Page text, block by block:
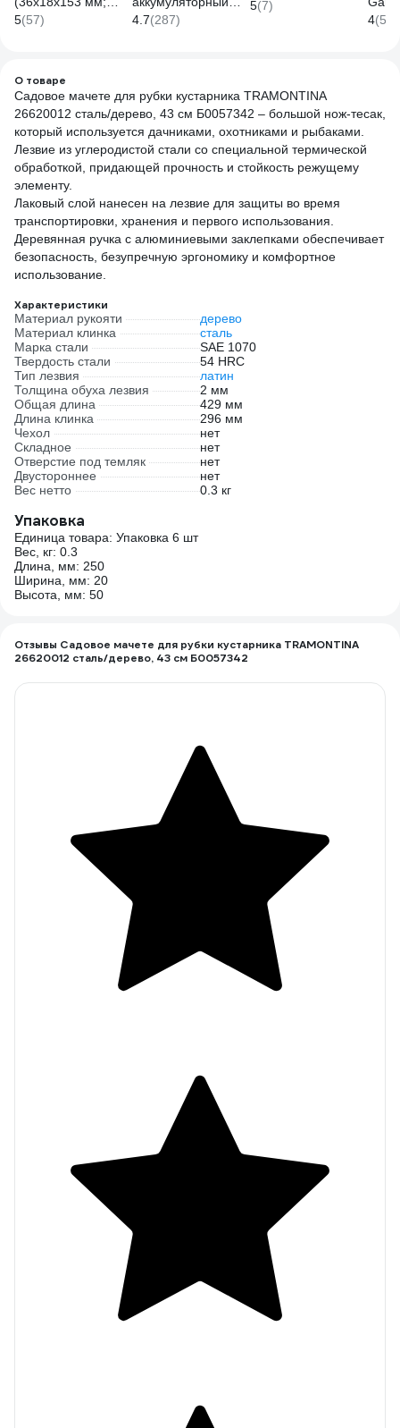
B600; VM) ИНФ-
АБРАЗИВ Б-4922
5(57)
USB фонарь
GLANZEN UFL-
4.7(287)
5(7)
4(52)
О товаре
Садовое мачете для рубки кустарника TRAMONTINA
26620012 сталь/дерево, 43 см Б0057342 – большой нож-тесак,
который используется дачниками, охотниками и рыбаками.
Лезвие из углеродистой стали со специальной термической
обработкой, придающей прочность и стойкость режущему
элементу.
Лаковый слой нанесен на лезвие для защиты во время
транспортировки, хранения и первого использования.
Деревянная ручка с алюминиевыми заклепками обеспечивает
безопасность, безупречную эргономику и комфортное
использование.
Характеристики
Материал рукояти
дерево
Материал клинка
сталь
Марка стали
SAE 1070
Твердость стали
54 HRC
Тип лезвия
латин
Толщина обуха лезвия
2 мм
Общая длина
429 мм
Длина клинка
296 мм
Чехол
нет
Складное
нет
Отверстие под темляк
нет
Двустороннее
нет
Вес нетто
0.3 кг
Упаковка
Единица товара: Упаковка 6 шт
Вес, кг: 0.3
Длина, мм: 250
Ширина, мм: 20
Высота, мм: 50
Отзывы Садовое мачете для рубки кустарника TRAMONTINA
26620012 сталь/дерево, 43 см Б0057342